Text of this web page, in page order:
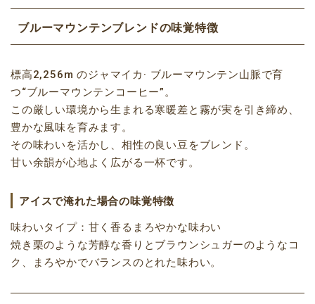
ブルーマウンテンブレンドの味覚特徴
標高2,256m のジャマイカ· ブルーマウンテン山脈で育
つ“ブルーマウンテンコーヒー”。
この厳しい環境から生まれる寒暖差と霧が実を引き締め、
豊かな風味を育みます。
その味わいを活かし、相性の良い豆をブレンド。
甘い余韻が心地よく広がる一杯です。
アイスで淹れた場合の味覚特徴
味わいタイプ：甘く香るまろやかな味わい
焼き栗のような芳醇な香りとブラウンシュガーのようなコ
ク、まろやかでバランスのとれた味わい。